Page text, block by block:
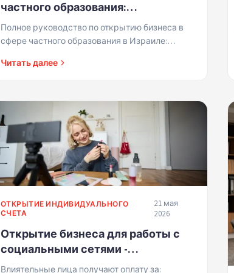
частного образования:
Руководство для частных
учителей, лекторов и тренеров в
Полное руководство по открытию бизнеса в
сфере частного образования в Израиле:
Читать далее
ОТКРЫТИЕ ИНДИВИДУАЛЬНОГО
СЧЕТА
21 мая
2026
Открытие бизнеса для работы с
социальными сетями -
инфлюэнсеры, создатели
Влиятельные лица получают оплату за: